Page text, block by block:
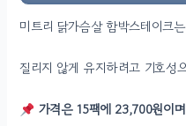
미트리 닭가슴살 함박스테이크
질리지 않게 유지하려고 기호성
가격은 15팩에 23,700원이